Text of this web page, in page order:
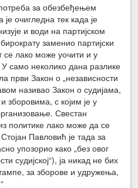
за обезбеђењем
очигледна тек када је
и води на партијском
заменио партијски
се лако може уочити и у
У само неколико дана разлике
први Закон о „независности
називао Закон о судијама,
с којим је у
Свестан
политике лако може да се
Павловић је тада за
упозорио како „без овог
судијској“), ја никад не бих
за зборове и удружења,